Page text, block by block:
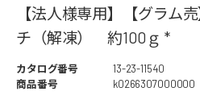
【法人様専用】【グラム
チ（解凍） 約100ｇ *
カタログ番号
13-23-11540
商品番号
k0266307000000